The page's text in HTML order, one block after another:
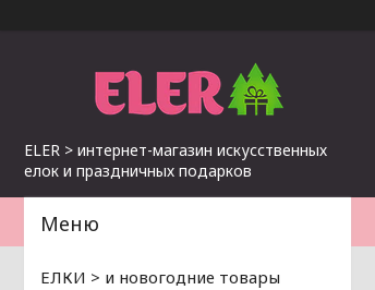
ELER > интернет-магазин искусственных
елок и праздничных подарков
ЕЛКИ > и новогодние товары